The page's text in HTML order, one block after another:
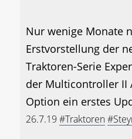
Nur wenige Monate
Erstvorstellung der
Traktoren-Serie
der Multicontroller II
Option ein erstes
26.7.19 #Traktoren